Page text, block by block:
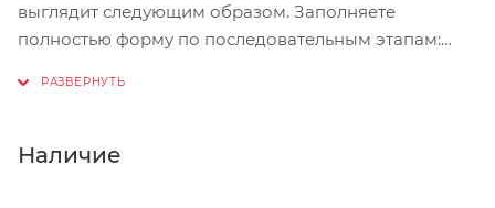
выглядит следующим образом. Заполняете
полностью форму по последовательным этапам:
Нажмите кнопку «Оформить заказ».
Наличие